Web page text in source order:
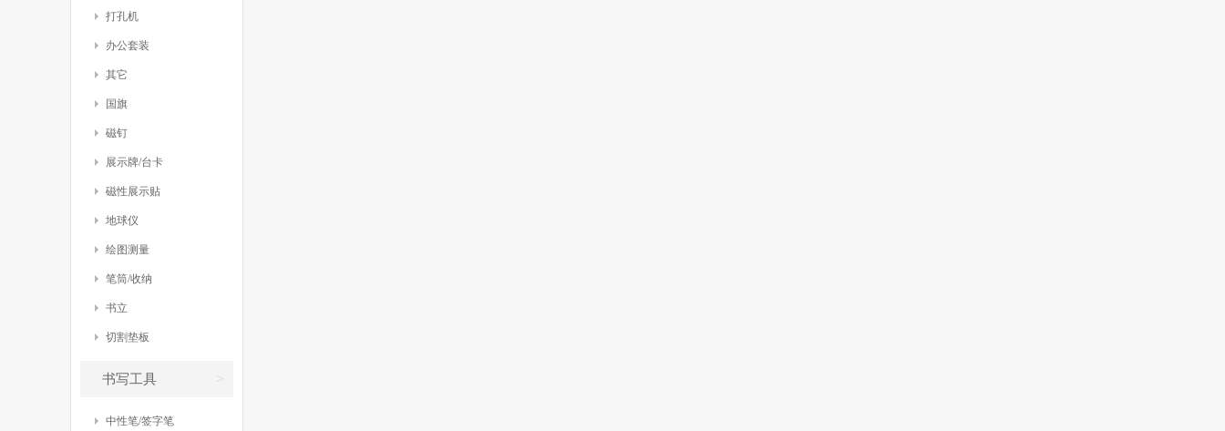
打孔机
办公套装
其它
国旗
磁钉
展示牌/台卡
磁性展示贴
地球仪
绘图测量
笔筒/收纳
书立
切割垫板
书写工具 >
中性笔/签字笔